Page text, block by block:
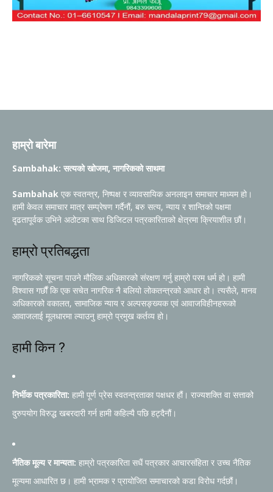
हाम्रो बारेमा
Sambahak: सत्यको खोजमा, नागरिकको साथमा
Sambahak एक स्वतन्त्र, निष्पक्ष र व्यावसायिक अनलाइन समाचार माध्यम हो।
हामी केवल समाचार मात्र सम्प्रेषण गर्दैनौं, बरु सत्य, न्याय र शान्तिको पक्षमा
दृढतापूर्वक उभिने अठोटका साथ डिजिटल पत्रकारिताको क्षेत्रमा क्रियाशील छौं।
हाम्रो प्रतिबद्धता
नागरिकको सूचना पाउने मौलिक अधिकारको संरक्षण गर्नु हाम्रो परम धर्म हो। हामी
विश्वास गर्छौं कि एक सचेत नागरिक नै बलियो लोकतन्त्रको आधार हो। त्यसैले, मानव
अधिकारको वकालत, सामाजिक न्याय र अल्पसङ्ख्यक एवं आवाजविहीनहरूको
आवाजलाई मूलधारमा ल्याउनु हाम्रो प्रमुख कर्तव्य हो।
हामी किन ?
निर्भीक पत्रकारिता: हामी पूर्ण प्रेस स्वतन्त्रताका पक्षधर हौं। राज्यशक्ति वा सत्ताको
दुरुपयोग विरुद्ध खबरदारी गर्न हामी कहिल्यै पछि हट्दैनौं।
नैतिक मूल्य र मान्यता: हाम्रो पत्रकारिता सधैं पत्रकार आचारसंहिता र उच्च नैतिक
मूल्यमा आधारित छ। हामी भ्रामक र प्रायोजित समाचारको कडा विरोध गर्दछौं।